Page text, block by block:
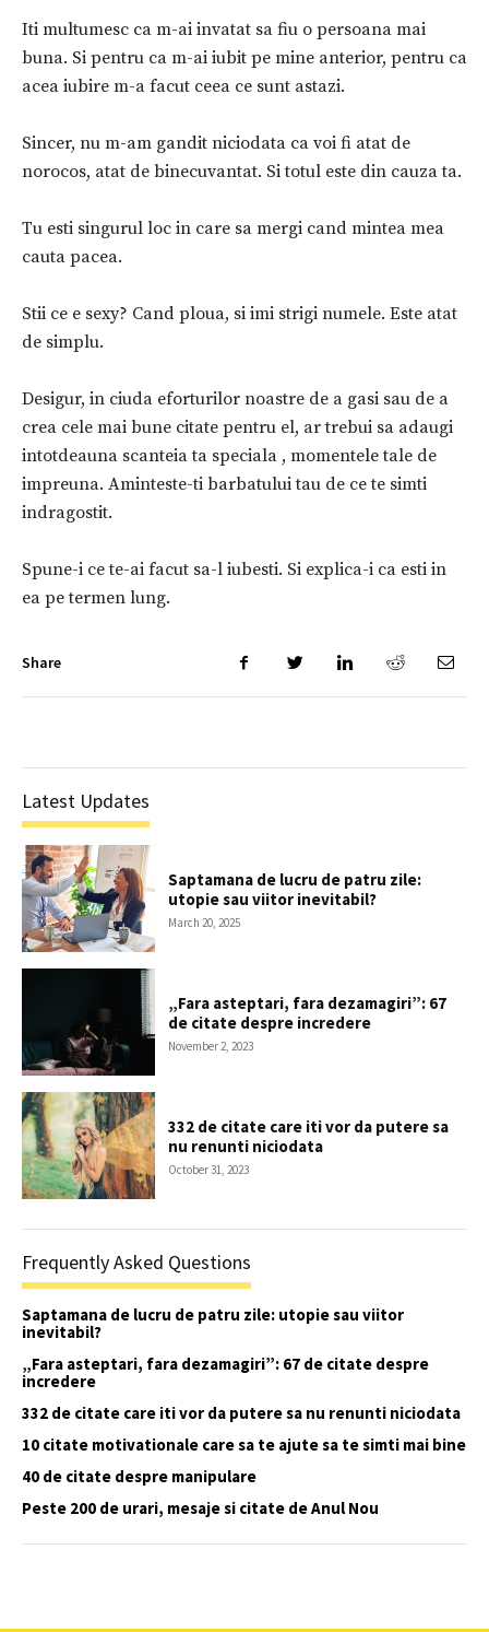
Iti multumesc ca m-ai invatat sa fiu o persoana mai
buna. Si pentru ca m-ai iubit pe mine anterior, pentru ca
acea iubire m-a facut ceea ce sunt astazi.
Sincer, nu m-am gandit niciodata ca voi fi atat de
norocos, atat de binecuvantat. Si totul este din cauza ta.
Tu esti singurul loc in care sa mergi cand mintea mea
cauta pacea.
Stii ce e sexy? Cand ploua, si imi strigi numele. Este atat
de simplu.
Desigur, in ciuda eforturilor noastre de a gasi sau de a
crea cele mai bune citate pentru el, ar trebui sa adaugi
intotdeauna scanteia ta speciala , momentele tale de
impreuna. Aminteste-ti barbatului tau de ce te simti
indragostit.
Spune-i ce te-ai facut sa-l iubesti. Si explica-i ca esti in
ea pe termen lung.
Share
Latest Updates
Saptamana de lucru de patru zile:
utopie sau viitor inevitabil?
March 20, 2025
„Fara asteptari, fara dezamagiri”: 67
de citate despre incredere
November 2, 2023
332 de citate care iti vor da putere sa
nu renunti niciodata
October 31, 2023
Frequently Asked Questions
Saptamana de lucru de patru zile: utopie sau viitor
inevitabil?
„Fara asteptari, fara dezamagiri”: 67 de citate despre
incredere
332 de citate care iti vor da putere sa nu renunti niciodata
10 citate motivationale care sa te ajute sa te simti mai bine
40 de citate despre manipulare
Peste 200 de urari, mesaje si citate de Anul Nou